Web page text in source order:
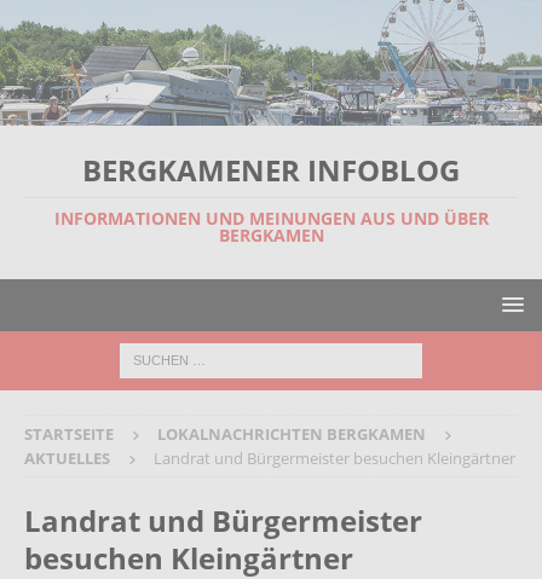
BERGKAMENER INFOBLOG
INFORMATIONEN UND MEINUNGEN AUS UND ÜBER
BERGKAMEN
STARTSEITE
LOKALNACHRICHTEN BERGKAMEN
AKTUELLES
Landrat und Bürgermeister besuchen Kleingärtner
Landrat und Bürgermeister
besuchen Kleingärtner